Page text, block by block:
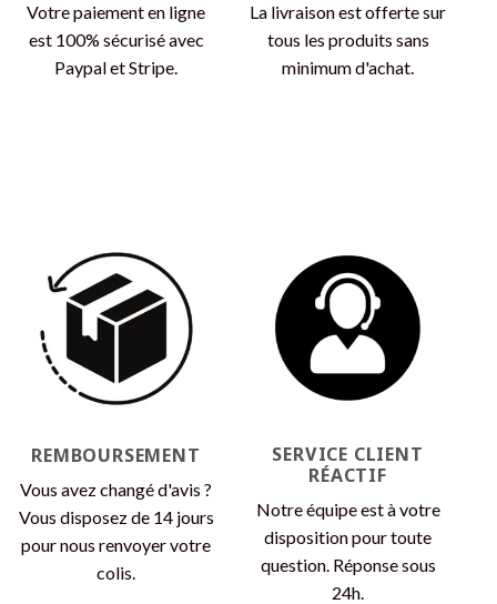
Votre paiement en ligne
est 100% sécurisé avec
Paypal et Stripe.
La livraison est offerte sur
tous les produits sans
minimum d'achat.
REMBOURSEMENT
Vous avez changé d'avis ?
Vous disposez de 14 jours
pour nous renvoyer votre
colis.
SERVICE CLIENT
RÉACTIF
Notre équipe est à votre
disposition pour toute
question. Réponse sous
24h.